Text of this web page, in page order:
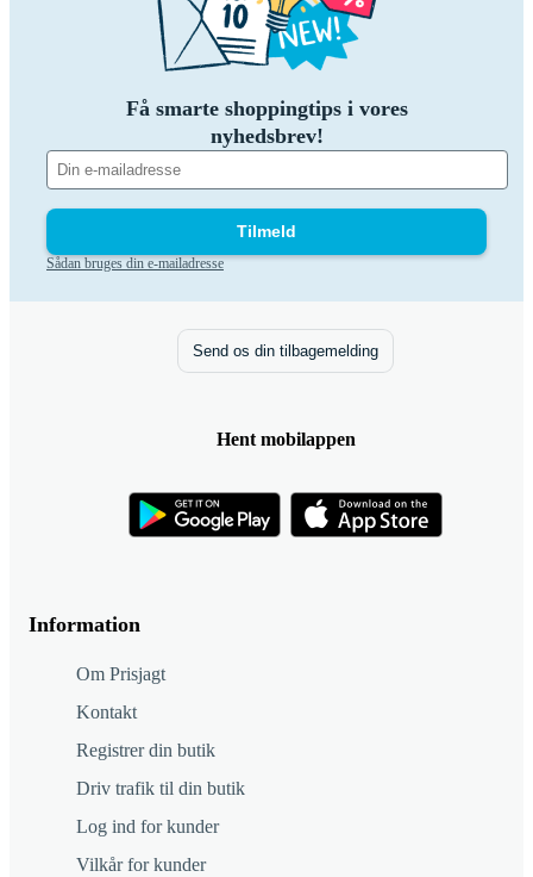
Få smarte shoppingtips i vores
nyhedsbrev!
Tilmeld
Sådan bruges din e-mailadresse
Information
Om Prisjagt
Kontakt
Registrer din butik
Driv trafik til din butik
Log ind for kunder
Vilkår for kunder
Send os din tilbagemelding
Hent mobilappen